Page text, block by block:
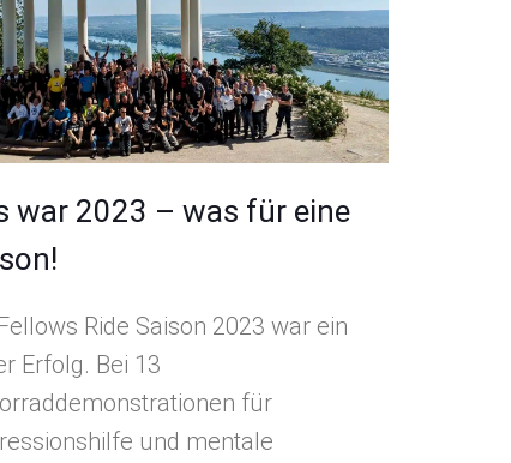
war 2023 – was für eine
Ride Saison 2023 war ein
Erfolg. Bei 13
für
und mentale